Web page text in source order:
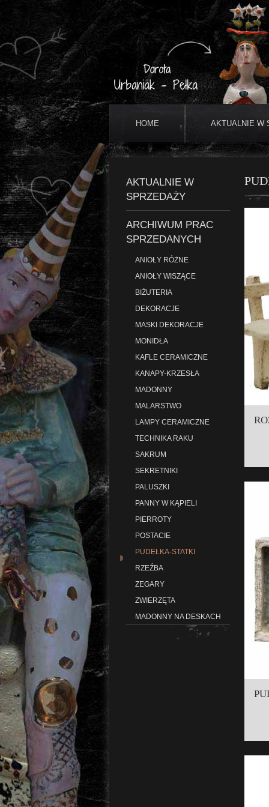
HOME AKTUALNIE W
AKTUALNIE W
SPRZEDAŻY
ARCHIWUM PRAC
SPRZEDANYCH
ANIOŁY RÓŻNE
ANIOŁY WISZĄCE
BIŻUTERIA
DEKORACJE
MASKI DEKORACJE
MONIDŁA
KAFLE CERAMICZNE
KANAPY-KRZESŁA
MADONNY
MALARSTWO
LAMPY CERAMICZNE
TECHNIKA RAKU
SAKRUM
SEKRETNIKI
PALUSZKI
PANNY W KĄPIELI
PIERROTY
POSTACIE
PUDEŁKA-STATKI
RZEŹBA
ZEGARY
ZWIERZĘTA
MADONNY NA DESKACH